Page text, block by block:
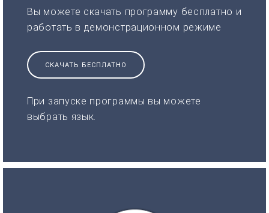
Вы можете скачать программу бесплатно и
работать в демонстрационном режиме
СКАЧАТЬ БЕСПЛАТНО
При запуске программы вы можете
выбрать язык.